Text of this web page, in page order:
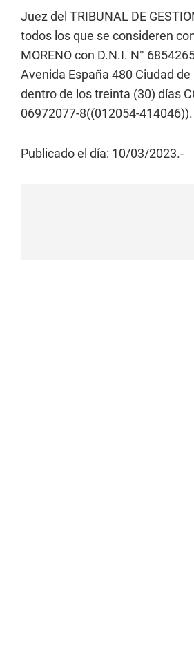
Juez del TRIBUNAL DE
todos los que se consideren
MORENO con D.N.I. N°
Avenida España 480 Ciudad
dentro de los treinta (30) días
06972077-8((012054-414046)).
Publicado el día: 10/03/2023.-